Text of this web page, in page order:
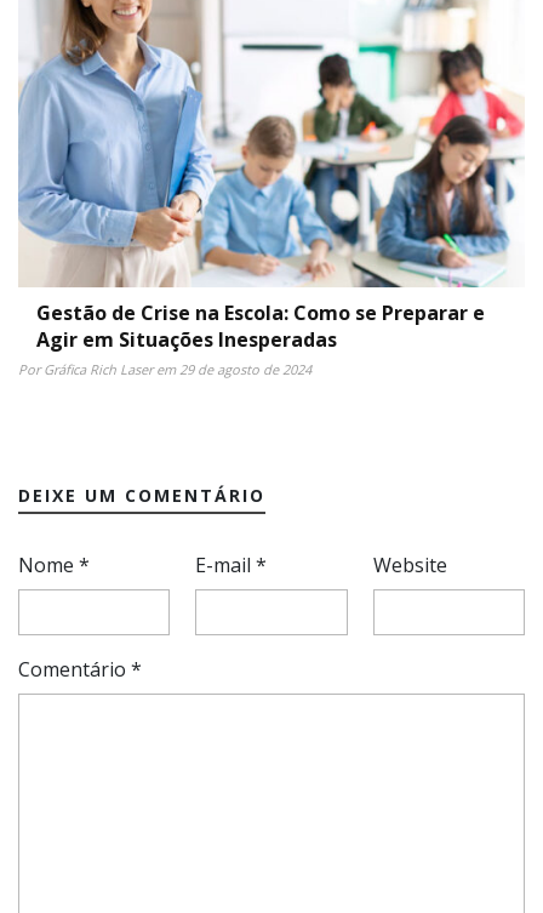
Gestão de Crise na Escola: Como se Preparar e
Agir em Situações Inesperadas
Por Gráfica Rich Laser em 29 de agosto de 2024
DEIXE UM COMENTÁRIO
Nome * E-mail* Website
Comentário *